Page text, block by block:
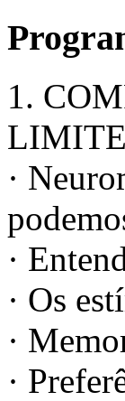
1.
·
·
· Os
·
·